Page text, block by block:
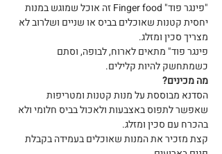
"פינגר פוד" Finger food זה אוכל שמוגש במנות
יחסית קטנות שאוכלים בביס או שניים ושלרוב לא
מצריך סכין ומזלג.
פינגר פוד" מתאים לארוח, לבופה, וסתם
כשמתחשק להיות קלילים.
מה מכינים?
הסדנא מבוססת על מנות קטנות ומטריפות
שאפשר לתפוס באצבעות ולאכול בביס חלומי ולא
בהכרח עם סכין ומזלג.
קצת מזכיר את המנות שאוכלים בעמידה בקבלת